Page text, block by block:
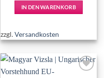
IN DEN WARENKORB
zzgl.Versandkosten